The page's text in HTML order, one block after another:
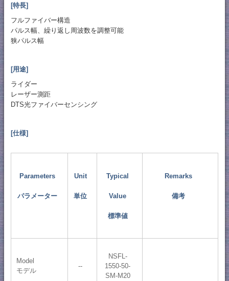
[特長]
フルファイバー構造
パルス幅、繰り返し周波数を調整可能
狭パルス幅
[用途]
ライダー
レーザー測距
DTS光ファイバーセンシング
[仕様]
Parameters
パラメーター
Unit
単位
Typical
Value
標準値
Remarks
備考
Model
モデル
--
NSFL-
1550-50-
SM-M20